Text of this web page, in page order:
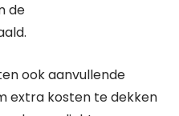
de
ook aanvullende
extra kosten te dekken